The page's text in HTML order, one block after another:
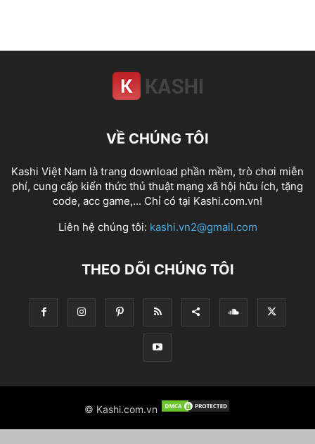
VỀ CHÚNG TÔI
Kashi Việt Nam là trang download phần mềm, trò chơi miễn
phí, cung cấp kiến thức thủ thuật mạng xã hội hữu ích, tặng
code, acc game,... Chỉ có tại Kashi.com.vn!
Liên hệ chúng tôi: kashi.vn2@gmail.com
THEO DÕI CHÚNG TÔI
© Kashi.com.vn